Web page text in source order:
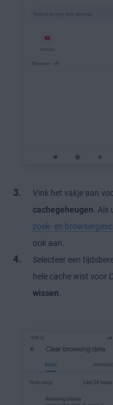
Vink het vakje aan
cachegeheugen. Als
zoek- en
ook aan.
Selecteer een
hele cache wist voor
wissen.